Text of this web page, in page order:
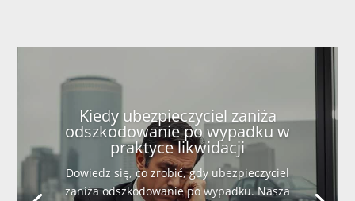
Kiedy ubezpieczyciel zaniża
odszkodowanie po wypadku w
praktyce likwidacji
Dowiedz się, co zrobić, gdy ubezpieczyciel
zaniża odszkodowanie po wypadku. Nasza